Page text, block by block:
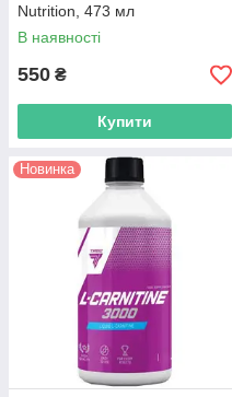
Nutrition, 473 мл
В наявності
550 ₴
Купити
Новинка